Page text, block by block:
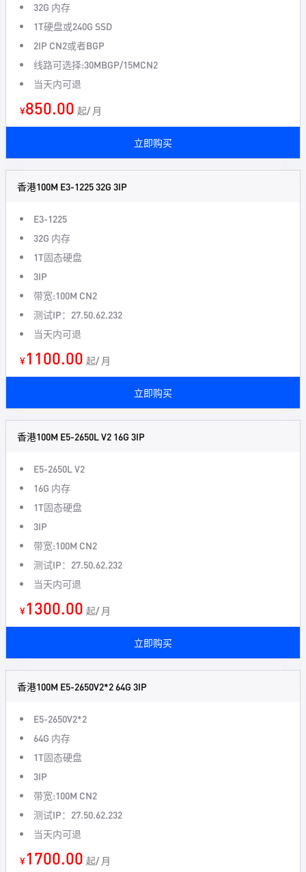
32G 内存
1T硬盘或240G SSD
2IP CN2或者BGP
线路可选择:30MBGP/15MCN2
当天内可退
¥850.00 起/ 月
立即购买
香港100M E3-1225 32G 3IP
E3-1225
32G 内存
1T固态硬盘
3IP
带宽:100M CN2
测试IP：27.50.62.232
当天内可退
¥1100.00 起/ 月
立即购买
香港100M E5-2650L V2 16G 3IP
E5-2650L V2
16G 内存
1T固态硬盘
3IP
带宽:100M CN2
测试IP：27.50.62.232
当天内可退
¥1300.00 起/ 月
立即购买
香港100M E5-2650V2*2 64G 3IP
E5-2650V2*2
64G 内存
1T固态硬盘
3IP
带宽:100M CN2
测试IP：27.50.62.232
当天内可退
¥1700.00 起/ 月